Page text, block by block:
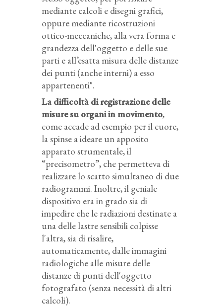
mediante calcoli e disegni grafici,
oppure mediante ricostruzioni
ottico-meccaniche, alla vera forma e
grandezza dell'oggetto e delle sue
parti e all’esatta misura delle distanze
dei punti (anche interni) a esso
appartenenti".
La difficoltà di registrazione delle
misure su organi in movimento,
come accade ad esempio per il cuore,
la spinse a ideare un apposito
apparato strumentale, il
“precisometro”, che permetteva di
realizzare lo scatto simultaneo di due
radiogrammi. Inoltre, il geniale
dispositivo era in grado sia di
impedire che le radiazioni destinate a
una delle lastre sensibili colpisse
l'altra, sia di risalire,
automaticamente, dalle immagini
radiologiche alle misure delle
distanze di punti dell'oggetto
fotografato (senza necessità di altri
calcoli).